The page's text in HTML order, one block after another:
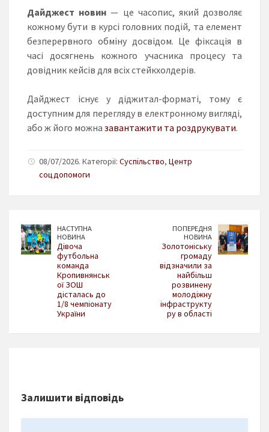
Дайджест новин — це часопис, який дозволяє
кожному бути в курсі головних подій, та елемент
безперервного обміну досвідом. Це фіксація в
часі досягнень кожного учасника процесу та
довідник кейсів для всіх стейкхолдерів.
Дайджест існує у діджитал-форматі, тому є
доступним для перегляду в електронному вигляді,
або ж його можна завантажити та роздрукувати.
08/07/2026. Категорії: Суспільство, Центр
соцдопомоги
НАСТУПНА
НОВИНА
Дівоча
футбольна
команда
Кропивнянськ
ої ЗОШ
дісталась до
1/8 чемпіонату
України
ПОПЕРЕДНЯ
НОВИНА
Золотоніську
громаду
відзначили за
найбільш
розвинену
молодіжну
інфраструкту
ру в області
Залишити відповідь